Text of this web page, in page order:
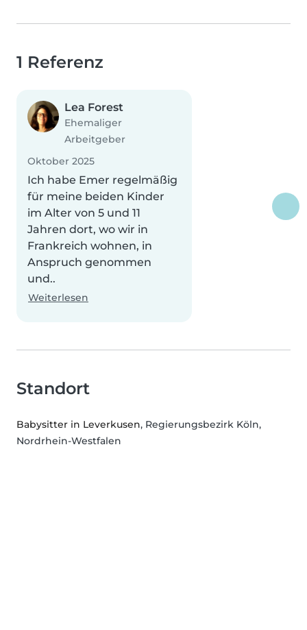
1 Referenz
Lea Forest
Ehemaliger
Arbeitgeber
Oktober 2025
Ich habe Emer regelmäßig
für meine beiden Kinder
im Alter von 5 und 11
Jahren dort, wo wir in
Frankreich wohnen, in
Anspruch genommen
und..
Weiterlesen
Standort
Babysitter in Leverkusen, Regierungsbezirk Köln,
Nordrhein-Westfalen